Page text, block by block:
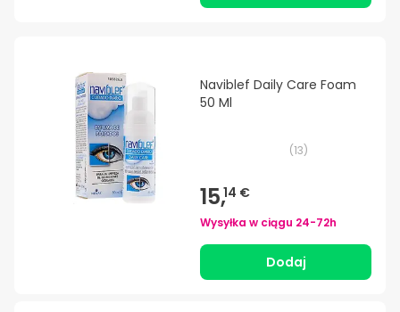
Naviblef Daily Care Foam
50 Ml
(13)
15,14 €
Wysyłka w ciągu 24-72h
Dodaj